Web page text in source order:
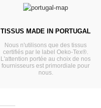
TISSUS MADE IN PORTUGAL
Nous n'utilisons que des tissus
certifiés par le label Oeko-Tex®.
L'attention portée au choix de nos
fournisseurs est primordiale pour
nous.